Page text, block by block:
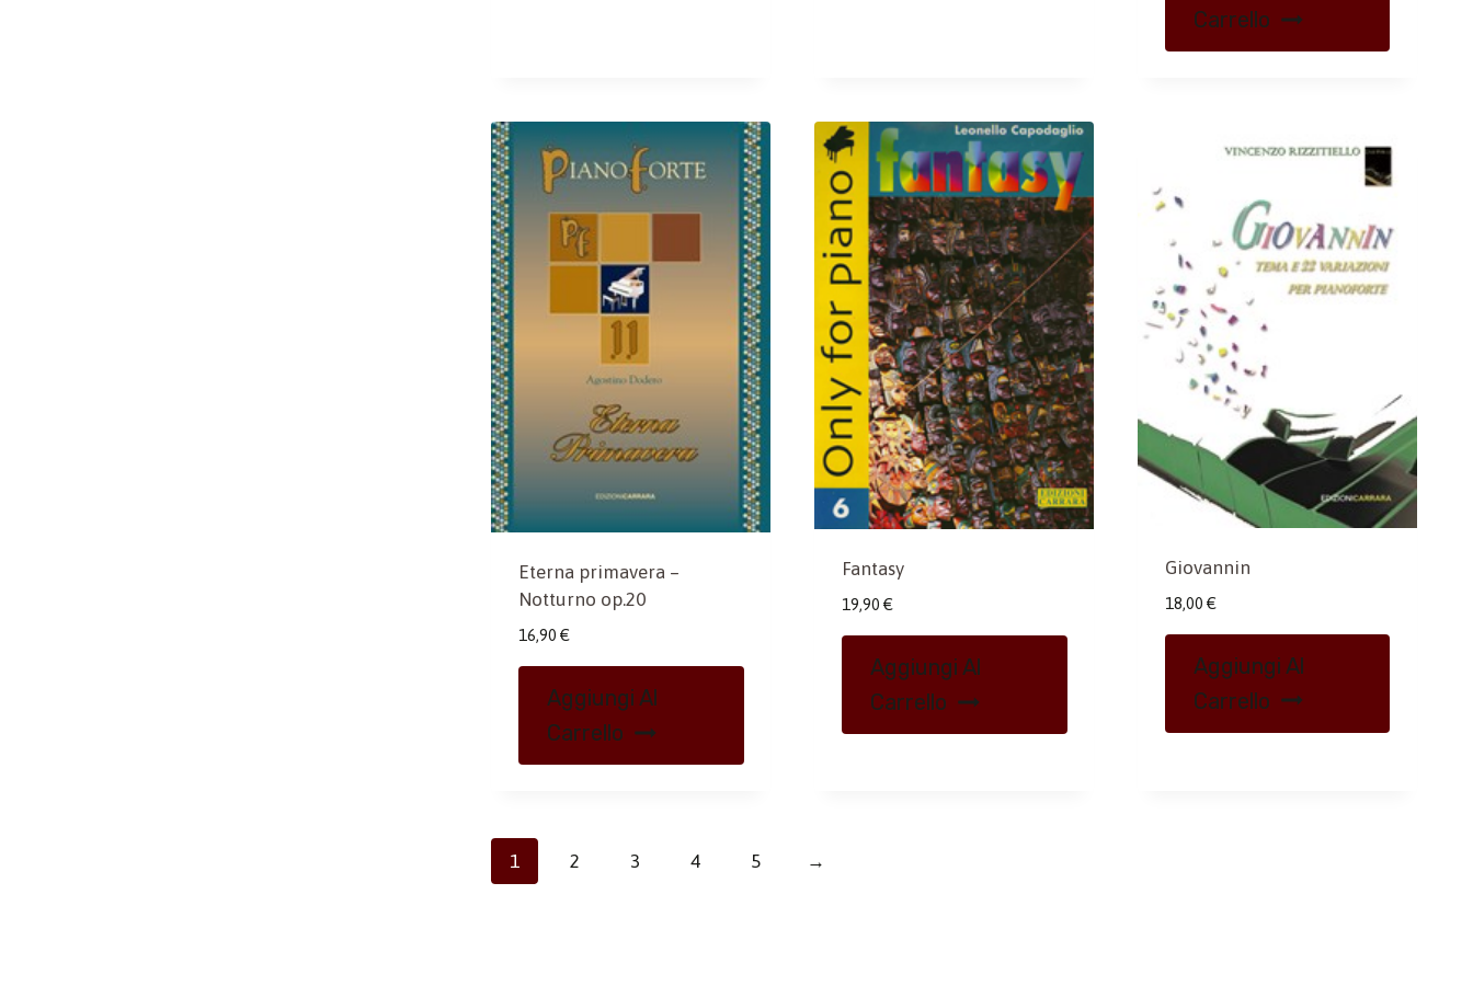
Carrello
Eterna primavera –
Notturno op.20
16,90 €
Aggiungi Al
Carrello
Fantasy
19,90 €
Aggiungi Al
Carrello
Giovannin
18,00 €
Aggiungi Al
Carrello
1 2 3 4 5 →